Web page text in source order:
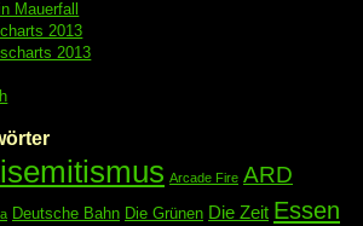
Mauerfall
2013
2013
Arcade Fire ARD
Deutsche Bahn Die Grünen Die Zeit Essen